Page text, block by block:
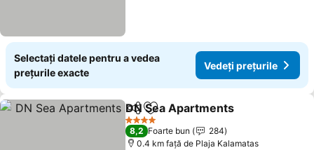
Selectați datele pentru a vedea
prețurile exacte
Vedeți prețurile
DistribuițiAdăugaţi la favorite
DN Sea Apartments
4 Stele
8,2 Foarte bun
284
0.4 km faţă de Plaja Kalamatas